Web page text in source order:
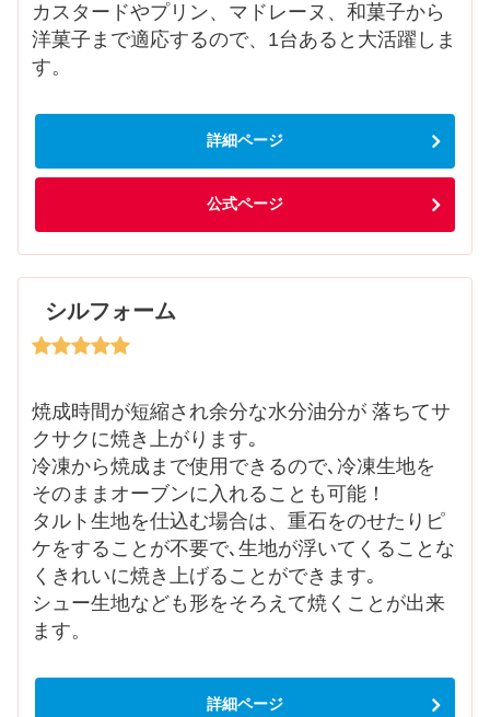
カスタードやプリン、マドレーヌ、和菓子から
洋菓子まで適応するので、1台あると大活躍しま
す。
詳細ページ
公式ページ
シルフォーム
焼成時間が短縮され余分な水分油分が 落ちてサ
クサクに焼き上がります｡
冷凍から焼成まで使用できるので､冷凍生地を
そのままオーブンに入れることも可能！
タルト生地を仕込む場合は、重石をのせたりピ
ケをすることが不要で､生地が浮いてくることな
くきれいに焼き上げることができます｡
シュー生地なども形をそろえて焼くことが出来
ます。
詳細ページ